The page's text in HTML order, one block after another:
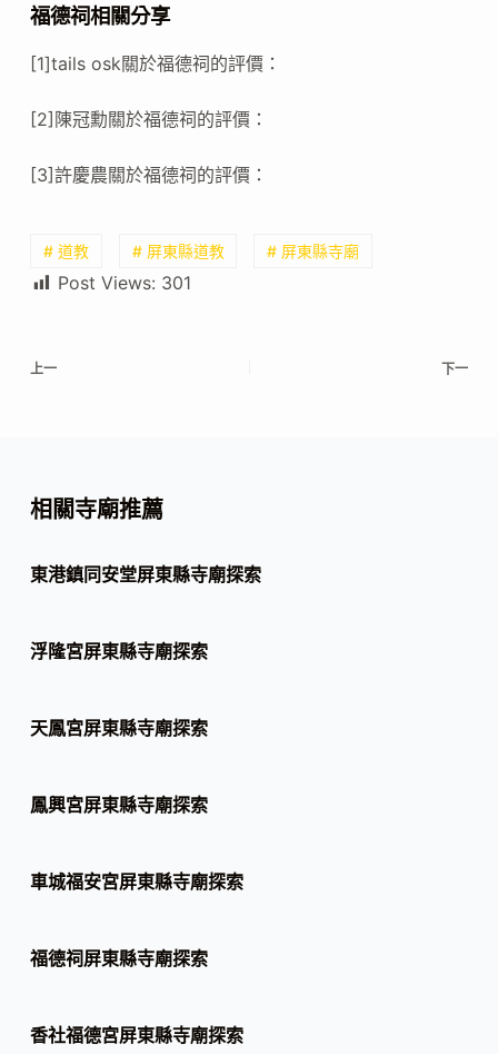
福德祠相關分享
[1]tails osk關於福德祠的評價：
[2]陳冠勳關於福德祠的評價：
[3]許慶農關於福德祠的評價：
# 道教 # 屏東縣道教 # 屏東縣寺廟
Post Views: 301
上一 下一
相關寺廟推薦
東港鎮同安堂屏東縣寺廟探索
浮隆宮屏東縣寺廟探索
天鳳宮屏東縣寺廟探索
鳳興宮屏東縣寺廟探索
車城福安宮屏東縣寺廟探索
福德祠屏東縣寺廟探索
香社福德宮屏東縣寺廟探索